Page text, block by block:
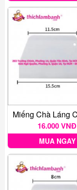
16.000 VNĐ
MUA NGAY